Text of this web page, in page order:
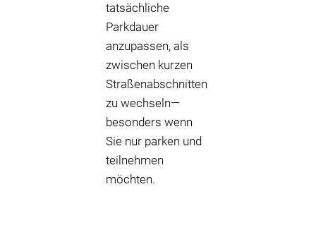
tatsächliche
Parkdauer
anzupassen, als
zwischen kurzen
Straßenabschnitten
zu wechseln—
besonders wenn
Sie nur parken und
teilnehmen
möchten.